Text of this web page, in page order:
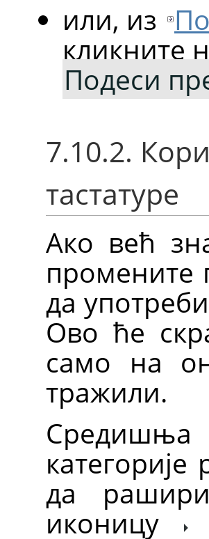
или, из
кликните
Подеси
7.10.2.
тастатуре
Ако већ
промените
да
Ово ће
само на
тражили.
Средишња
да
иконицу